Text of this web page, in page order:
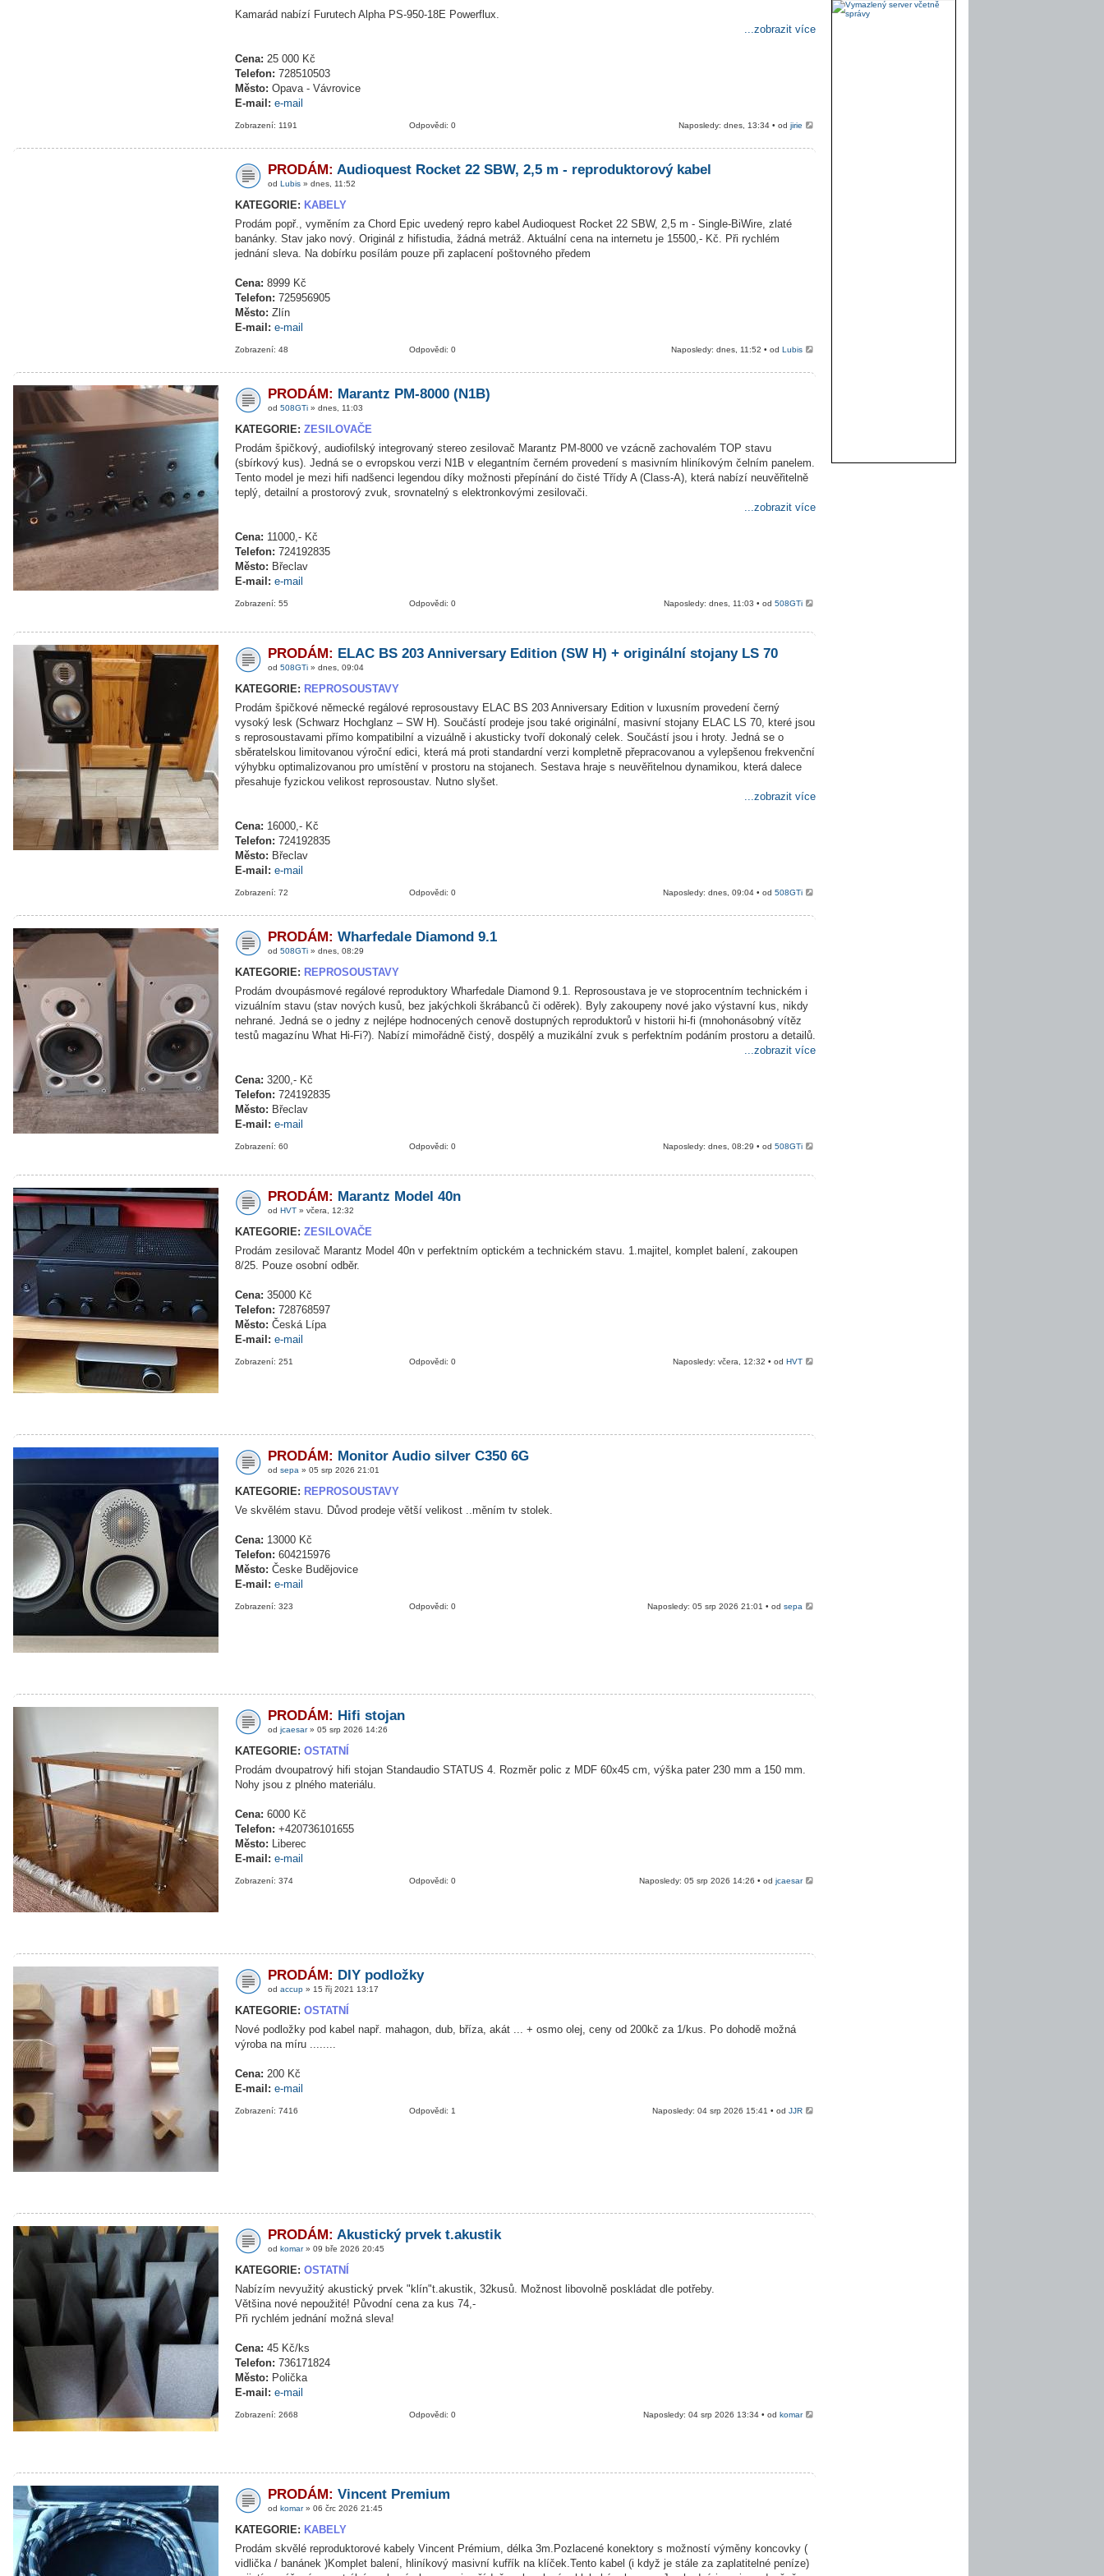
Kamarád nabízí Furutech Alpha PS-950-18E Powerflux.
...zobrazit více
Cena: 25 000 Kč
Telefon: 728510503
Město: Opava - Vávrovice
E-mail: e-mail
Naposledy: dnes, 13:34 • odjirie
Odpovědi: 0
Zobrazení: 1191
PRODÁM: Audioquest Rocket 22 SBW, 2,5 m - reproduktorový kabel
od Lubis » dnes, 11:52
KATEGORIE: KABELY
Prodám popř., vyměním za Chord Epic uvedený repro kabel Audioquest Rocket 22 SBW, 2,5 m - Single-BiWire, zlaté
banánky. Stav jako nový. Originál z hifistudia, žádná metráž. Aktuální cena na internetu je 15500,- Kč. Při rychlém
jednání sleva. Na dobírku posílám pouze při zaplacení poštovného předem
Cena: 8999 Kč
Telefon: 725956905
Město: Zlín
E-mail: e-mail
Naposledy: dnes, 11:52 • odLubis
Odpovědi: 0
Zobrazení: 48
PRODÁM: Marantz PM-8000 (N1B)
od 508GTi » dnes, 11:03
KATEGORIE: ZESILOVAČE
Prodám špičkový, audiofilský integrovaný stereo zesilovač Marantz PM-8000 ve vzácně zachovalém TOP stavu
(sbírkový kus). Jedná se o evropskou verzi N1B v elegantním černém provedení s masivním hliníkovým čelním panelem.
Tento model je mezi hifi nadšenci legendou díky možnosti přepínání do čisté Třídy A (Class-A), která nabízí neuvěřitelně
teplý, detailní a prostorový zvuk, srovnatelný s elektronkovými zesilovači.
...zobrazit více
Cena: 11000,- Kč
Telefon: 724192835
Město: Břeclav
E-mail: e-mail
Naposledy: dnes, 11:03 • od508GTi
Odpovědi: 0
Zobrazení: 55
PRODÁM: ELAC BS 203 Anniversary Edition (SW H) + originální stojany LS 70
od 508GTi » dnes, 09:04
KATEGORIE: REPROSOUSTAVY
Prodám špičkové německé regálové reprosoustavy ELAC BS 203 Anniversary Edition v luxusním provedení černý
vysoký lesk (Schwarz Hochglanz – SW H). Součástí prodeje jsou také originální, masivní stojany ELAC LS 70, které jsou
s reprosoustavami přímo kompatibilní a vizuálně i akusticky tvoří dokonalý celek. Součástí jsou i hroty. Jedná se o
sběratelskou limitovanou výroční edici, která má proti standardní verzi kompletně přepracovanou a vylepšenou frekvenční
výhybku optimalizovanou pro umístění v prostoru na stojanech. Sestava hraje s neuvěřitelnou dynamikou, která dalece
přesahuje fyzickou velikost reprosoustav. Nutno slyšet.
...zobrazit více
Cena: 16000,- Kč
Telefon: 724192835
Město: Břeclav
E-mail: e-mail
Naposledy: dnes, 09:04 • od508GTi
Odpovědi: 0
Zobrazení: 72
PRODÁM: Wharfedale Diamond 9.1
od 508GTi » dnes, 08:29
KATEGORIE: REPROSOUSTAVY
Prodám dvoupásmové regálové reproduktory Wharfedale Diamond 9.1. Reprosoustava je ve stoprocentním technickém i
vizuálním stavu (stav nových kusů, bez jakýchkoli škrábanců či oděrek). Byly zakoupeny nové jako výstavní kus, nikdy
nehrané. Jedná se o jedny z nejlépe hodnocených cenově dostupných reproduktorů v historii hi-fi (mnohonásobný vítěz
testů magazínu What Hi-Fi?). Nabízí mimořádně čistý, dospělý a muzikální zvuk s perfektním podáním prostoru a detailů.
...zobrazit více
Cena: 3200,- Kč
Telefon: 724192835
Město: Břeclav
E-mail: e-mail
Naposledy: dnes, 08:29 • od508GTi
Odpovědi: 0
Zobrazení: 60
PRODÁM: Marantz Model 40n
od HVT » včera, 12:32
KATEGORIE: ZESILOVAČE
Prodám zesilovač Marantz Model 40n v perfektním optickém a technickém stavu. 1.majitel, komplet balení, zakoupen
8/25. Pouze osobní odběr.
Cena: 35000 Kč
Telefon: 728768597
Město: Česká Lípa
E-mail: e-mail
Naposledy: včera, 12:32 • odHVT
Odpovědi: 0
Zobrazení: 251
PRODÁM: Monitor Audio silver C350 6G
od sepa » 05 srp 2026 21:01
KATEGORIE: REPROSOUSTAVY
Ve skvělém stavu. Důvod prodeje větší velikost ..měním tv stolek.
Cena: 13000 Kč
Telefon: 604215976
Město: Česke Budějovice
E-mail: e-mail
Naposledy: 05 srp 2026 21:01 • odsepa
Odpovědi: 0
Zobrazení: 323
PRODÁM: Hifi stojan
od jcaesar» 05 srp 2026 14:26
KATEGORIE: OSTATNÍ
Prodám dvoupatrový hifi stojan Standaudio STATUS 4. Rozměr polic z MDF 60x45 cm, výška pater 230 mm a 150 mm.
Nohy jsou z plného materiálu.
Cena: 6000 Kč
Telefon: +420736101655
Město: Liberec
E-mail: e-mail
Naposledy: 05 srp 2026 14:26 • odjcaesar
Odpovědi: 0
Zobrazení: 374
PRODÁM: DIY podložky
od accup » 15 říj 2021 13:17
KATEGORIE: OSTATNÍ
Nové podložky pod kabel např. mahagon, dub, bříza, akát ... + osmo olej, ceny od 200kč za 1/kus. Po dohodě možná
výroba na míru ........
Cena: 200 Kč
E-mail: e-mail
Naposledy: 04 srp 2026 15:41 • odJJR
Odpovědi: 1
Zobrazení: 7416
PRODÁM: Akustický prvek t.akustik
od komar» 09 bře 2026 20:45
KATEGORIE: OSTATNÍ
Nabízím nevyužitý akustický prvek "klín"t.akustik, 32kusů. Možnost libovolně poskládat dle potřeby.
Většina nové nepoužité! Původní cena za kus 74,-
Při rychlém jednání možná sleva!
Cena: 45 Kč/ks
Telefon: 736171824
Město: Polička
E-mail: e-mail
Naposledy: 04 srp 2026 13:34 • odkomar
Odpovědi: 0
Zobrazení: 2668
PRODÁM: Vincent Premium
od komar» 06 črc 2026 21:45
KATEGORIE: KABELY
Prodám skvělé reproduktorové kabely Vincent Prémium, délka 3m.Pozlacené konektory s možností výměny koncovky (
vidlička / banánek )Komplet balení, hliníkový masivní kufřík na klíček.Tento kabel (i když je stále za zaplatitelné peníze)